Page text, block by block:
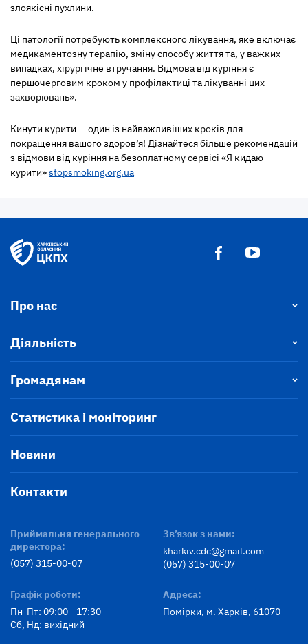
злоякісні пухлини.
Ці патології потребують комплексного лікування, яке включає
медикаментозну терапію, зміну способу життя та, у важких
випадках, хірургічне втручання. Відмова від куріння є
першочерговим кроком у профілактиці та лікуванні цих
захворювань».
Кинути курити — один із найважливіших кроків для
покращення вашого здоров’я! Дізнайтеся більше рекомендацій
з відмови від куріння на безоплатному сервісі «Я кидаю
курити»stopsmoking.org.ua
Про нас
Діяльність
Громадянам
Статистика і моніторинг
Новини
Контакти
Приймальня генерального
директора:
(057) 315-00-07
Зв’язок з нами:
kharkiv.cdc@gmail.com
(057) 315-00-07
Графік роботи:
Пн-Пт: 09:00 - 17:30
Сб, Нд: вихідний
Адреса:
Помірки, м. Харків, 61070